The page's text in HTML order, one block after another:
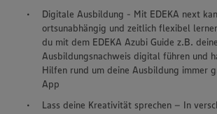
Digitale Ausbildung - Mit EDEKA next
ortsunabhängig und zeitlich flexibel
du mit dem EDEKA Azubi Guide z.B.
Ausbildungsnachweis digital führen und
Hilfen rund um deine Ausbildung immer
App
Lass deine Kreativität sprechen – In